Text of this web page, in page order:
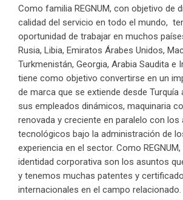
Como familia REGNUM, con objetivo de
calidad del servicio en todo el mundo,
oportunidad de trabajar en muchos
Rusia, Libia, Emiratos Árabes Unidos,
Turkmenistán, Georgia, Arabia Saudita e
tiene como objetivo convertirse en un
de marca que se extiende desde Turquía
sus empleados dinámicos, maquinaria
renovada y creciente en paralelo con los
tecnológicos bajo la administración de
experiencia en el sector. Como
identidad corporativa son los asuntos
y tenemos muchas patentes y
internacionales en el campo relacionado.